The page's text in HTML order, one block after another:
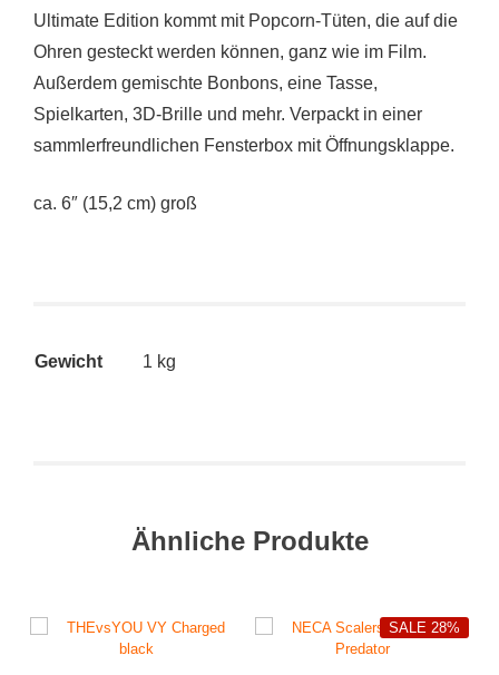
Ultimate Edition kommt mit Popcorn-Tüten, die auf die
Ohren gesteckt werden können, ganz wie im Film.
Außerdem gemischte Bonbons, eine Tasse,
Spielkarten, 3D-Brille und mehr. Verpackt in einer
sammlerfreundlichen Fensterbox mit Öffnungsklappe.
ca. 6″ (15,2 cm) groß
Gewicht 1 kg
Ähnliche Produkte
SALE 28%